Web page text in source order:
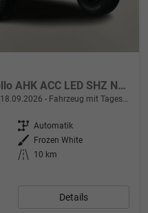
Limited DoKa el.Rollo AHK ACC LED SHZ Nav
18.09.2026 Fahrzeug mit Tageszulassung
Getriebe Automatik
Außenfarbe
Frozen White
Kilometerstand
10 km
Details